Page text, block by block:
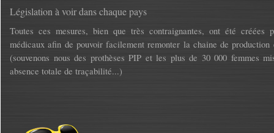
Législation à voir dans chaque pays
Toutes ces mesures, bien que très contraignantes, ont été créées
médicaux afin de pouvoir facilement remonter la chaine de
(souvenons nous des prothèses PIP et les plus de 30 000 femmes
absence totale de traçabilité...)